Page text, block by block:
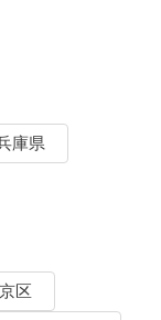
庫県
区